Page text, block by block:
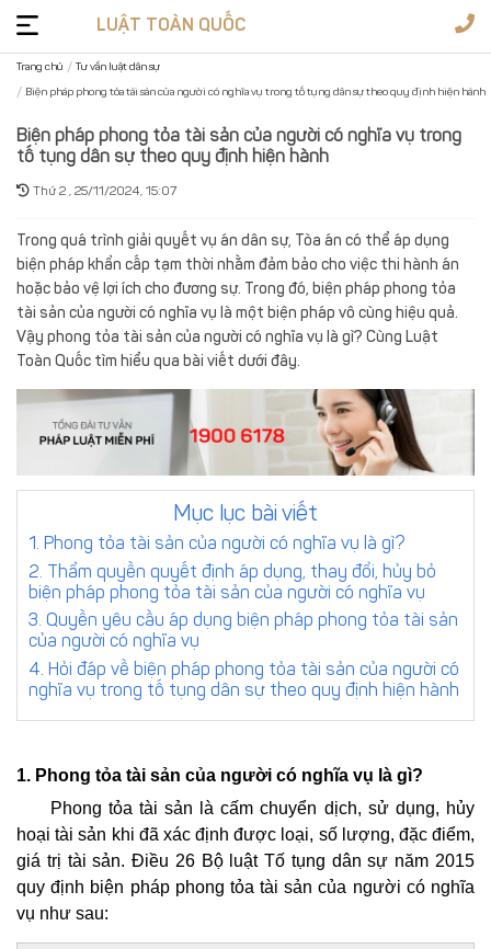
vấn
pháp
luật
Dịch
vụ
phép
Văn
bản
mẫu
1900
Đặt
hỏi
tuyến
Soạn
đồng
Yêu
cầu
báo
giá
dịch
vụ
Đặt
lịch
vấn
LUẬT TOÀN QUỐC
Trang chủ Tư vấn luật dân sự
Biện pháp phong tỏa tài sản của người có nghĩa vụ trong tố tụng dân sự theo quy định hiện hành
Biện pháp phong tỏa tài sản của người có nghĩa vụ trong
tố tụng dân sự theo quy định hiện hành
Thứ 2 , 25/11/2024, 15:07
Trong quá trình giải quyết vụ án dân sự, Tòa án có thể áp dụng
biện pháp khẩn cấp tạm thời nhằm đảm bảo cho việc thi hành án
hoặc bảo vệ lợi ích cho đương sự. Trong đó, biện pháp phong tỏa
tài sản của người có nghĩa vụ là một biện pháp vô cùng hiệu quả.
Vậy phong tỏa tài sản của người có nghĩa vụ là gì? Cùng Luật
Toàn Quốc tìm hiểu qua bài viết dưới đây.
Mục lục bài viết
1. Phong tỏa tài sản của người có nghĩa vụ là gì?
2. Thẩm quyền quyết định áp dụng, thay đổi, hủy bỏ
biện pháp phong tỏa tài sản của người có nghĩa vụ
3. Quyền yêu cầu áp dụng biện pháp phong tỏa tài sản
của người có nghĩa vụ
4. Hỏi đáp về biện pháp phong tỏa tài sản của người có
nghĩa vụ trong tố tụng dân sự theo quy định hiện hành
1. Phong tỏa tài sản của người có nghĩa vụ là gì?
Phong tỏa tài sản là cấm chuyển dịch, sử dụng, hủy
hoại tài sản khi đã xác định được loại, số lượng, đặc điểm,
giá trị tài sản. Điều 26 Bộ luật Tố tụng dân sự năm 2015
quy định biện pháp phong tỏa tài sản của người có nghĩa
vụ như sau: